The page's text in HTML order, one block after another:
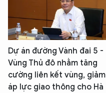
Dự án đường Vành đai 5 -
Vùng Thủ đô nhằm tăng
cường liên kết vùng, giảm
áp lực giao thông cho Hà